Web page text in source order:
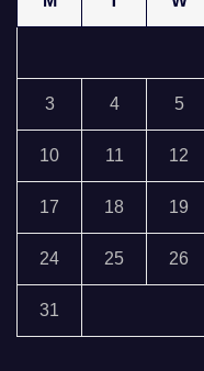
3 4 5
10 11 12
17 18 19
24 25 26
31